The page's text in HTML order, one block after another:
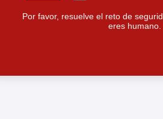
Por favor, resuelve el reto de
eres humano.